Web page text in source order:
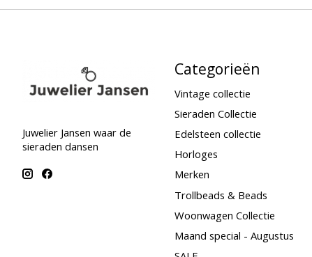
Juwelier Jansen waar de
sieraden dansen
Categorieën
Vintage collectie
Sieraden Collectie
Edelsteen collectie
Horloges
Merken
Trollbeads & Beads
Woonwagen Collectie
Maand special - Augustus